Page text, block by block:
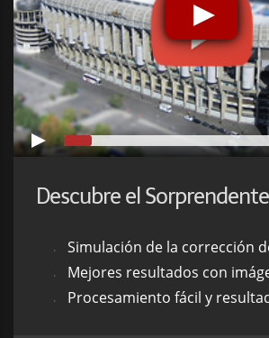
Simulación de la corrección de perspectiva que puede realizarse
Mejores resultados con imágenes tomadas con cierta
Procesamiento fácil y resultados